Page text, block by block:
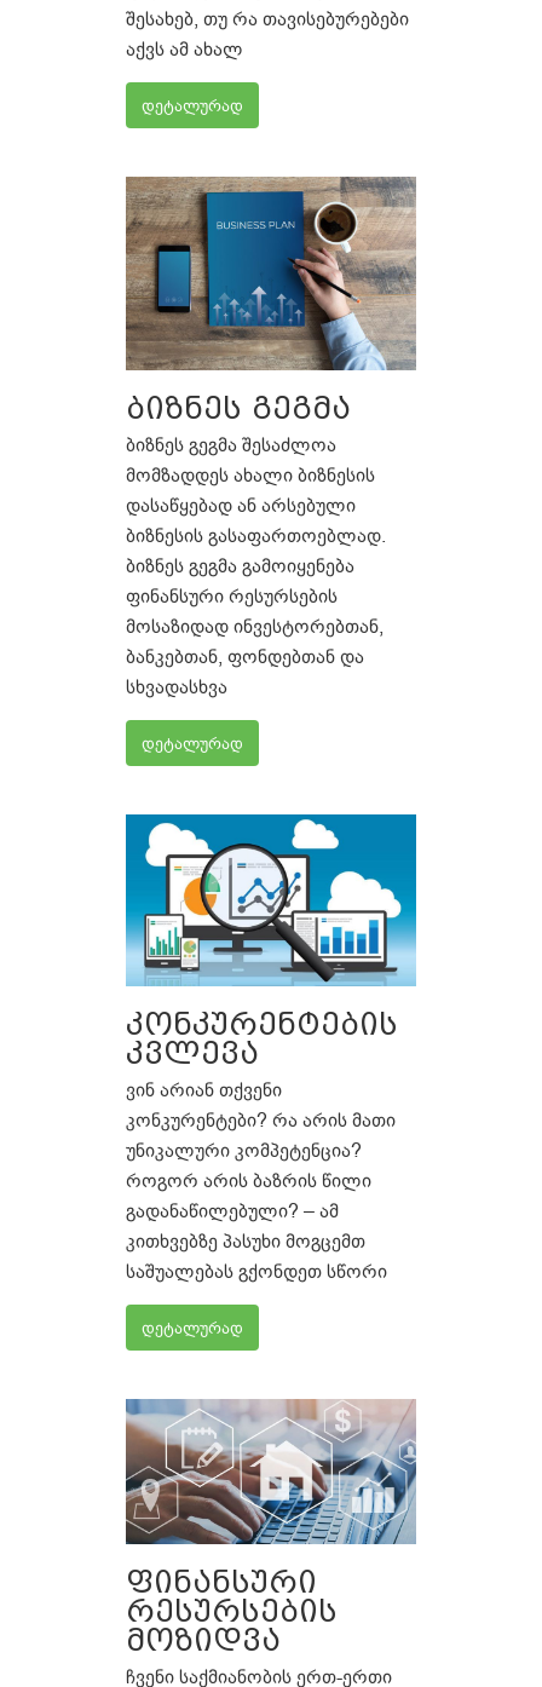
შესახებ, თუ რა თავისებურებები
აქვს ამ ახალ
დეტალურად
ბიზნეს გეგმა
ბიზნეს გეგმა შესაძლოა
მომზადდეს ახალი ბიზნესის
დასაწყებად ან არსებული
ბიზნესის გასაფართოებლად.
ბიზნეს გეგმა გამოიყენება
ფინანსური რესურსების
მოსაზიდად ინვესტორებთან,
ბანკებთან, ფონდებთან და
სხვადასხვა
დეტალურად
კონკურენტების
კვლევა
ვინ არიან თქვენი
კონკურენტები? რა არის მათი
უნიკალური კომპეტენცია?
როგორ არის ბაზრის წილი
გადანაწილებული? – ამ
კითხვებზე პასუხი მოგცემთ
საშუალებას გქონდეთ სწორი
დეტალურად
ფინანსური
რესურსების
მოზიდვა
ჩვენი საქმიანობის ერთ-ერთი